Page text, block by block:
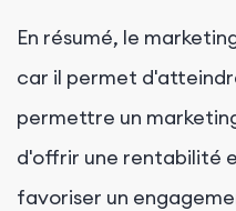
En résumé, le
car il permet
permettre un
d'offrir une rentabilité
favoriser un